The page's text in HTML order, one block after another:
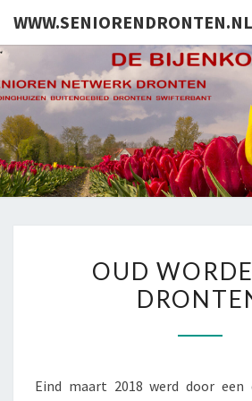
WWW.SENIORENDRONTEN.NL
Het
Netwerk
Voor
Van De
IN
OUD
Eind maart 2018 werd door een